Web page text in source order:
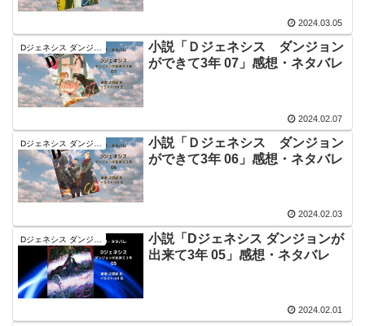
2024.03.05
Dジェネシス ダンジョンが出来て３年
小説「Ｄジェネシス ダンジョン
ができて3年 07」感想・ネタバレ
2024.02.07
小説「Ｄジェネシス ダンジョン
ができて3年 06」感想・ネタバレ
2024.02.03
小説「Dジェネシス ダンジョンが
出来て3年 05」感想・ネタバレ
2024.02.01